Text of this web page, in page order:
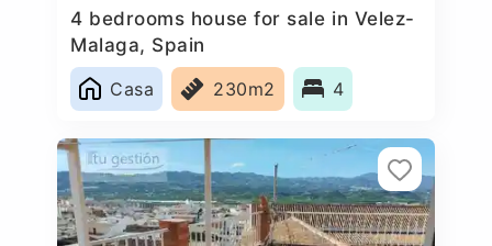
4 bedrooms house for sale in Velez-
Malaga, Spain
Casa
230m2 4